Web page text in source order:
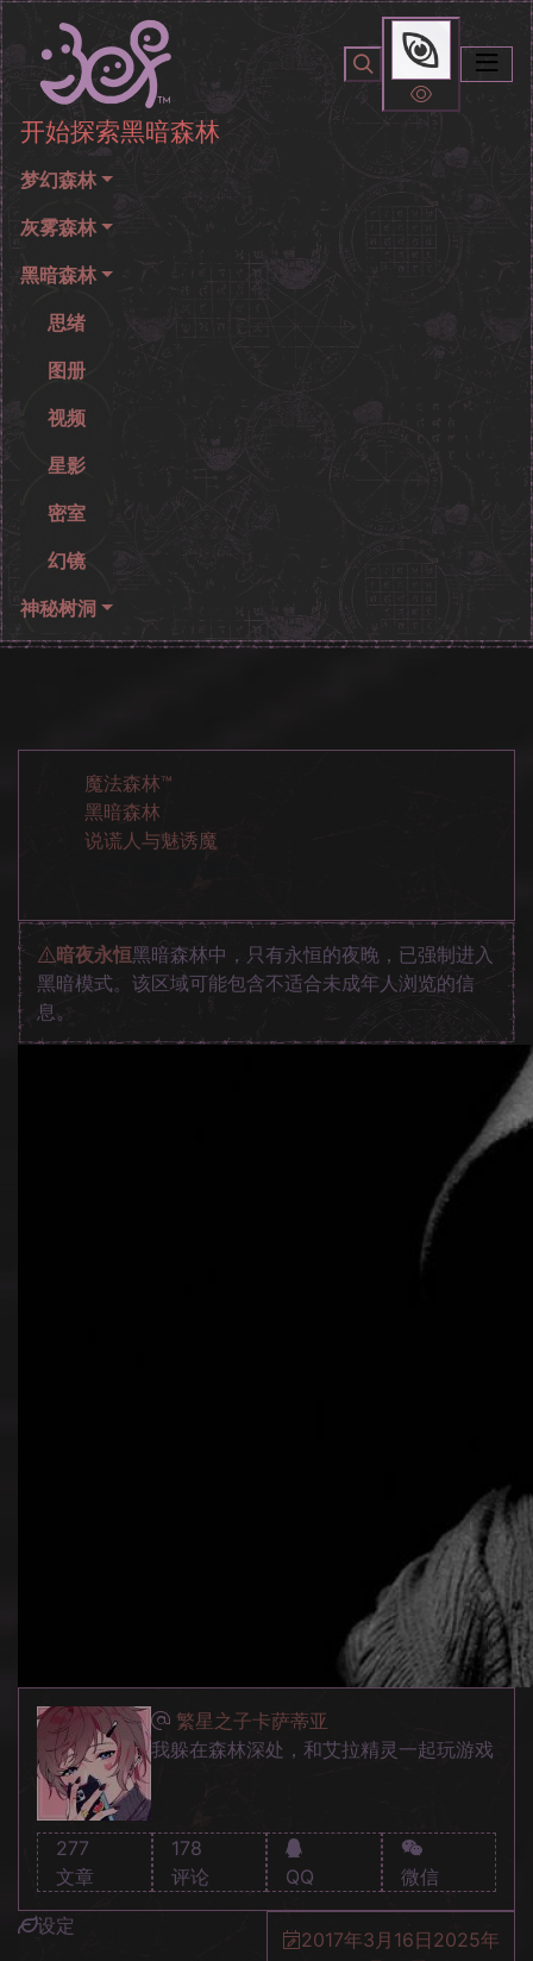
开始探索黑暗森林
梦幻森林
灰雾森林
黑暗森林
思绪
图册
视频
星影
密室
幻镜
神秘树洞
魔法森林™
黑暗森林
说谎人与魅诱魔
暗夜永恒黑暗森林中，只有永恒的夜晚，已强制进入
黑暗模式。该区域可能包含不适合未成年人浏览的信
息。
开始探索黑暗森林
繁星之子卡萨蒂亚
我躲在森林深处，和艾拉精灵一起玩游戏
277
文章
178
评论
QQ 微信
设定
2017年3月16日 2025年